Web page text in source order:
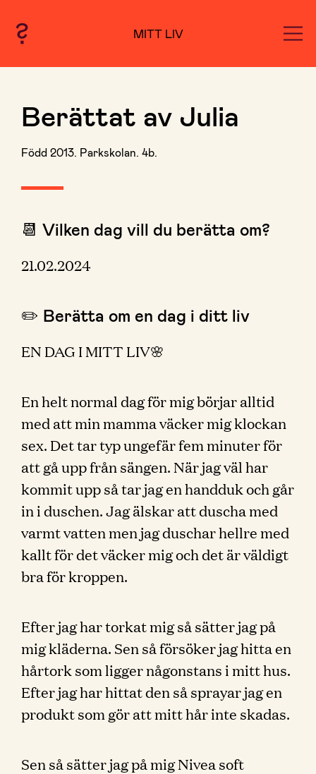
MITT LIV
Berättat av Julia
Född 2013. Parkskolan. 4b.
📆 Vilken dag vill du berätta om?
21.02.2024
✏️ Berätta om en dag i ditt liv
EN DAG I MITT LIV🌸
En helt normal dag för mig börjar alltid
med att min mamma väcker mig klockan
sex. Det tar typ ungefär fem minuter för
att gå upp från sängen. När jag väl har
kommit upp så tar jag en handduk och går
in i duschen. Jag älskar att duscha med
varmt vatten men jag duschar hellre med
kallt för det väcker mig och det är väldigt
bra för kroppen.
Efter jag har torkat mig så sätter jag på
mig kläderna. Sen så försöker jag hitta en
hårtork som ligger någonstans i mitt hus.
Efter jag har hittat den så sprayar jag en
produkt som gör att mitt hår inte skadas.
Sen så sätter jag på mig Nivea soft